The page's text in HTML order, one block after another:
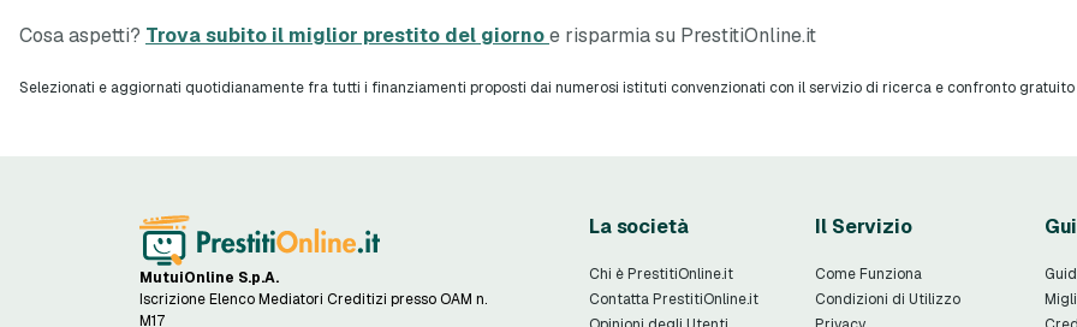
Cosa aspetti? Trova subito il miglior prestito del giornoe risparmia su PrestitiOnline.it
Selezionati e aggiornati quotidianamente fra tutti i finanziamenti proposti dai numerosi istituti convenzionati con il servizio di ricerca e confronto
MutuiOnline S.p.A.
Iscrizione Elenco Mediatori Creditizi presso OAM n.
M17
La società
Chi è PrestitiOnline.it
Contatta PrestitiOnline.it
Il Servizio
Come Funziona
Condizioni di Utilizzo